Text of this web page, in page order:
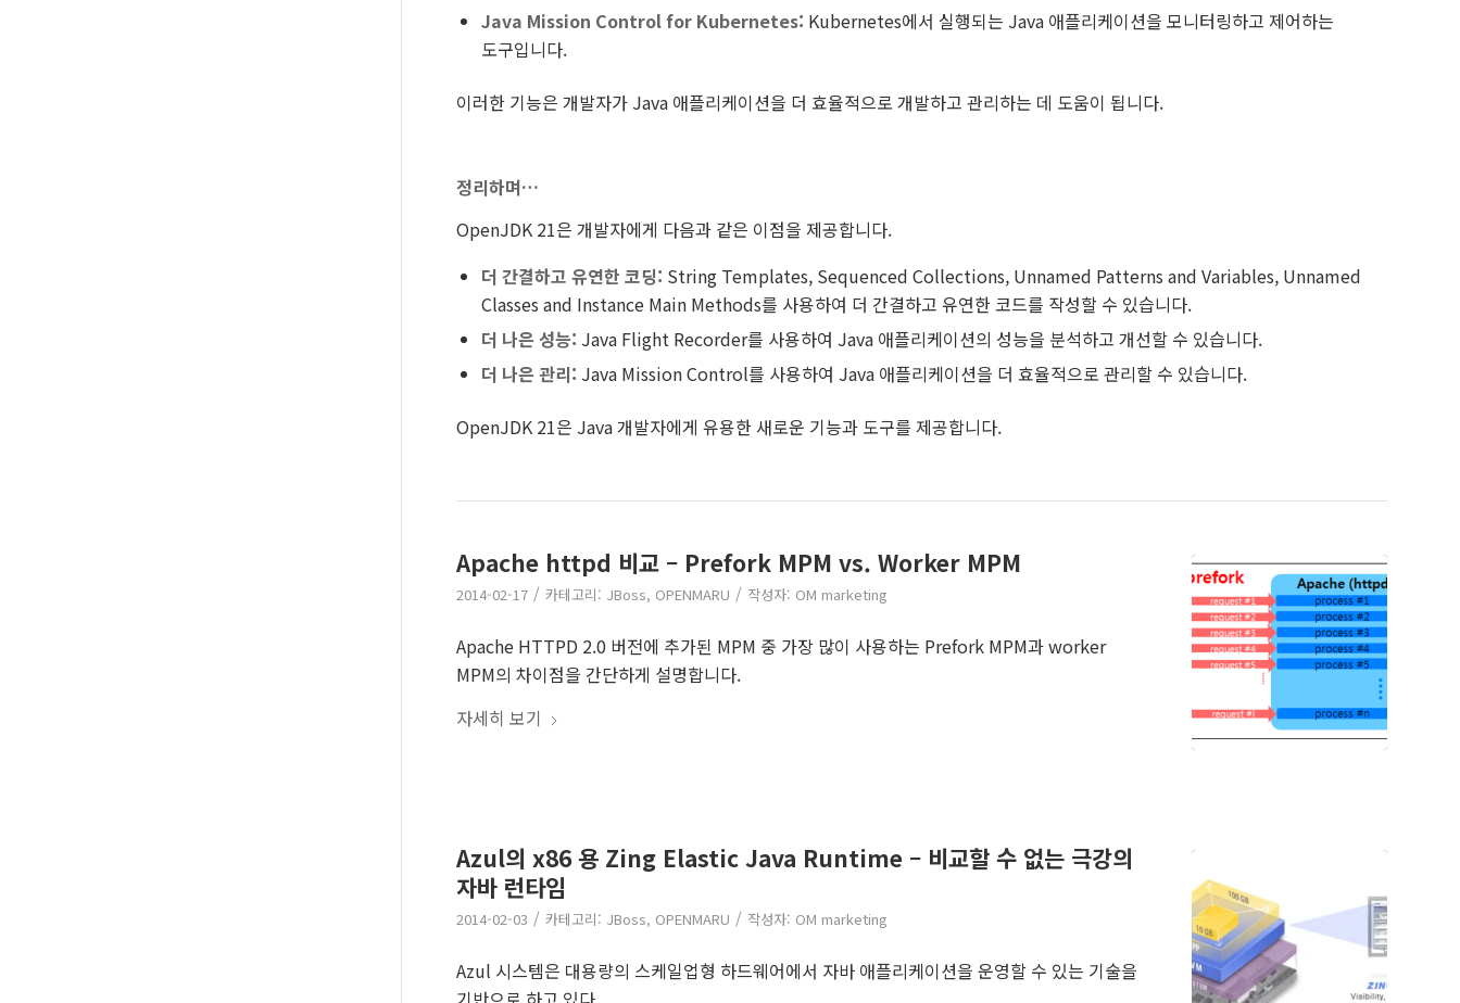
Java Mission Control for Kubernetes: Kubernetes에서 실행되는 Java 애플리케이션을 모니터링하고 제어하는
도구입니다.
이러한 기능은 개발자가 Java 애플리케이션을 더 효율적으로 개발하고 관리하는 데 도움이 됩니다.
정리하며…
OpenJDK 21은 개발자에게 다음과 같은 이점을 제공합니다.
더 간결하고 유연한 코딩: String Templates, Sequenced Collections, Unnamed Patterns and Variables, Unnamed
Classes and Instance Main Methods를 사용하여 더 간결하고 유연한 코드를 작성할 수 있습니다.
더 나은 성능: Java Flight Recorder를 사용하여 Java 애플리케이션의 성능을 분석하고 개선할 수 있습니다.
더 나은 관리: Java Mission Control를 사용하여 Java 애플리케이션을 더 효율적으로 관리할 수 있습니다.
OpenJDK 21은 Java 개발자에게 유용한 새로운 기능과 도구를 제공합니다.
Apache httpd 비교 – Prefork MPM vs. Worker MPM
2014-02-17 / 카테고리: JBoss, OPENMARU / 작성자: OM marketing
Apache HTTPD 2.0 버전에 추가된 MPM 중 가장 많이 사용하는 Prefork MPM과 worker
MPM의 차이점을 간단하게 설명합니다.
자세히 보기
Azul의 x86 용 Zing Elastic Java Runtime – 비교할 수 없는 극강의
자바 런타임
2014-02-03 / 카테고리: JBoss, OPENMARU / 작성자: OM marketing
Azul 시스템은 대용량의 스케일업형 하드웨어에서 자바 애플리케이션을 운영할 수 있는 기술을